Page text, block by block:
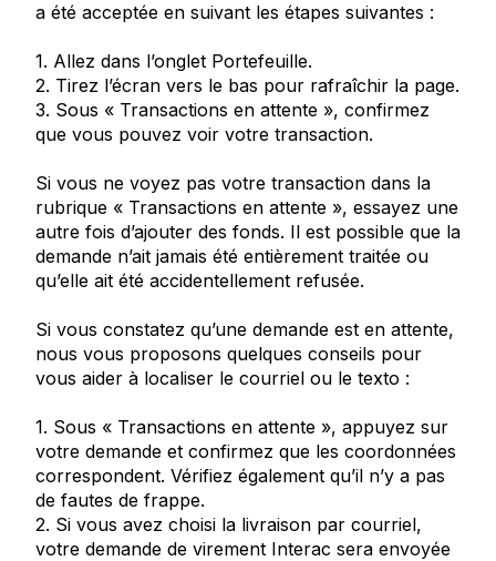
a été acceptée en suivant les étapes suivantes :
1. Allez dans l’onglet Portefeuille.
2. Tirez l’écran vers le bas pour rafraîchir la page.
3. Sous « Transactions en attente », confirmez
que vous pouvez voir votre transaction.
Si vous ne voyez pas votre transaction dans la
rubrique « Transactions en attente », essayez une
autre fois d’ajouter des fonds. Il est possible que la
demande n’ait jamais été entièrement traitée ou
qu’elle ait été accidentellement refusée.
Si vous constatez qu’une demande est en attente,
nous vous proposons quelques conseils pour
vous aider à localiser le courriel ou le texto :
1. Sous « Transactions en attente », appuyez sur
votre demande et confirmez que les coordonnées
correspondent. Vérifiez également qu’il n’y a pas
de fautes de frappe.
2. Si vous avez choisi la livraison par courriel,
votre demande de virement Interac sera envoyée